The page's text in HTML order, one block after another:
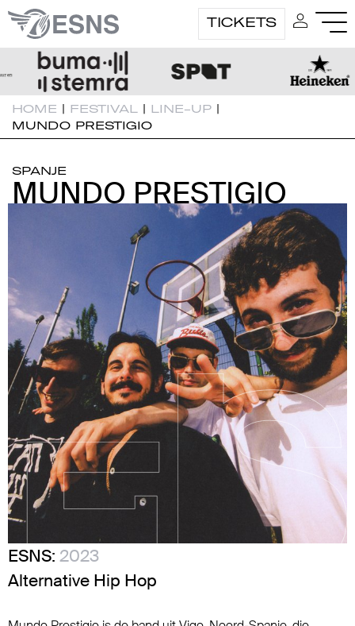
TICKETS
HOME | FESTIVAL | LINE-UP |
MUNDO PRESTIGIO
SPANJE
MUNDO PRESTIGIO
MUNDO PRESTIGIO
ESNS: 2023
Alternative Hip Hop